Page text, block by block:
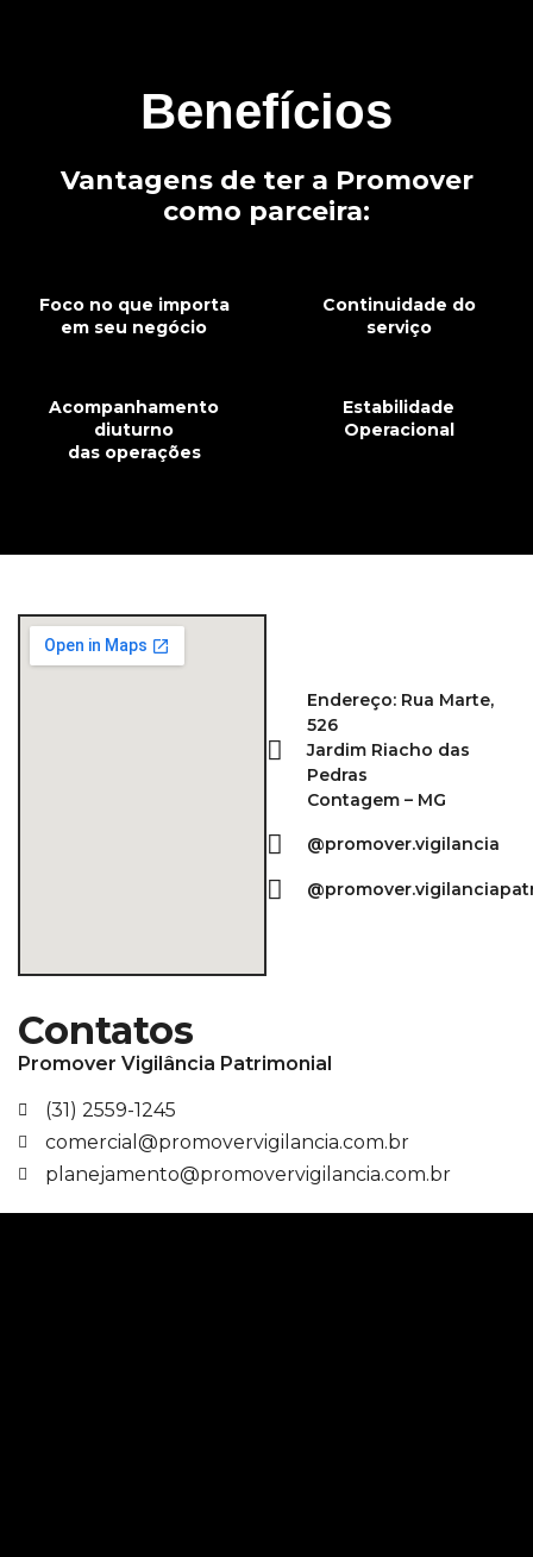
Benefícios
Vantagens de ter a Promover
como parceira:
Foco no que importa
em seu negócio
Continuidade do
serviço
Acompanhamento
diuturno
das operações
Estabilidade
Operacional
Endereço: Rua Marte,
526
Jardim Riacho das
Pedras
Contagem – MG
@promover.vigilancia
Contatos
Promover Vigilância Patrimonial
(31) 2559-1245
comercial@promovervigilancia.com.br
planejamento@promovervigilancia.com.br